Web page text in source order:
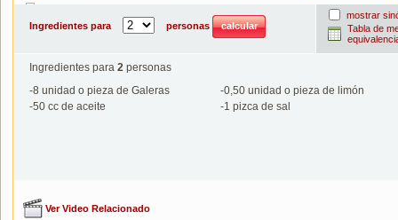
Ingredientes para
personas
mostrar
Tabla de
Ingredientes para 2 personas
-8 unidad o pieza de Galeras -0,50 unidad o pieza de limón
-50 cc de aceite -1 pizca de sal
Ver Video Relacionado